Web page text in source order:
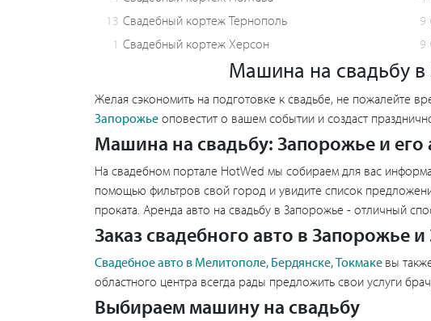
13 Свадебный кортеж Тернополь 9
1 Свадебный кортеж Херсон 9
Машина на свадьбу в
Желая сэкономить на подготовке к свадьбе, не пожалейте
Запорожье оповестит о вашем событии и создаст
Машина на свадьбу: Запорожье и его
На свадебном портале HotWed мы собираем для вас
помощью фильтров свой город и увидите список
проката. Аренда авто на свадьбу в Запорожье - отличный
Заказ свадебного авто в Запорожье
Свадебное авто в Мелитополе, Бердянске, Токмаке вы
областного центра всегда рады предложить свои услуги
Выбираем машину на свадьбу